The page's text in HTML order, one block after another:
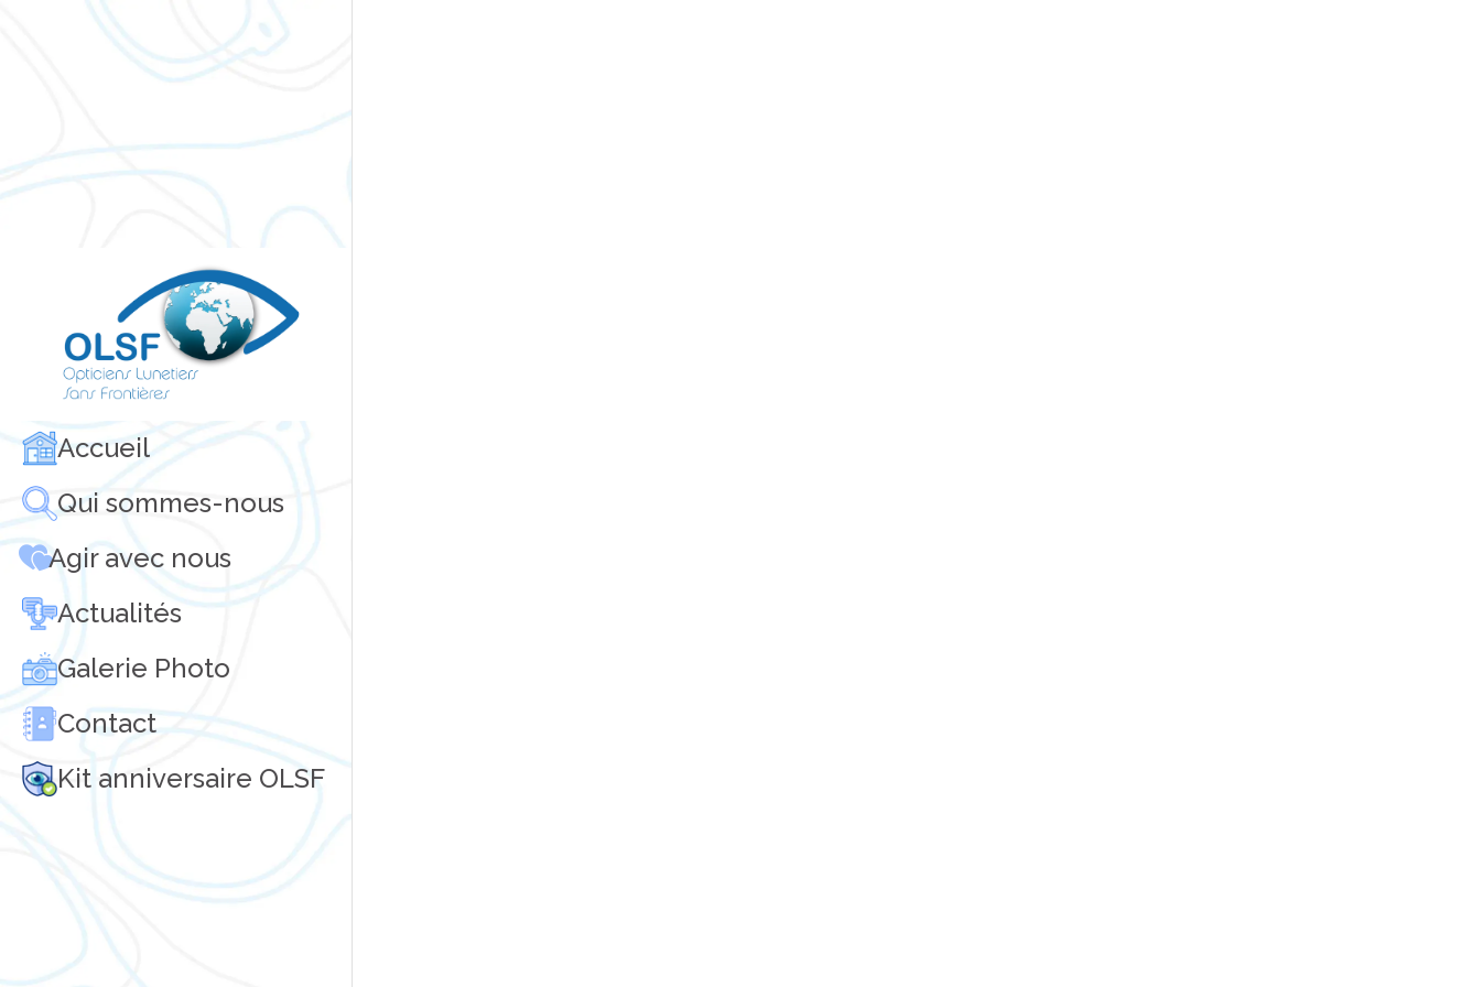
Accueil
Qui sommes-nous
Agir avec nous
Actualités
Galerie Photo
Contact
Kit anniversaire OLSF